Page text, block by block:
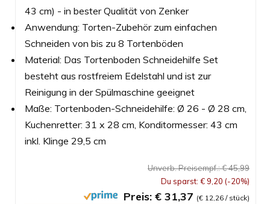
43 cm) - in bester Qualität von Zenker
Anwendung: Torten-Zubehör zum einfachen
Schneiden von bis zu 8 Tortenböden
Material: Das Tortenboden Schneidehilfe Set
besteht aus rostfreiem Edelstahl und ist zur
Reinigung in der Spülmaschine geeignet
Maße: Tortenboden-Schneidehilfe: Ø 26 - Ø 28 cm,
Kuchenretter: 31 x 28 cm, Konditormesser: 43 cm
inkl. Klinge 29,5 cm
Unverb. Preisempf.: € 45,99
Du sparst: € 9,20 (-20%)
Preis: € 31,37 (€ 12,26 / stück)